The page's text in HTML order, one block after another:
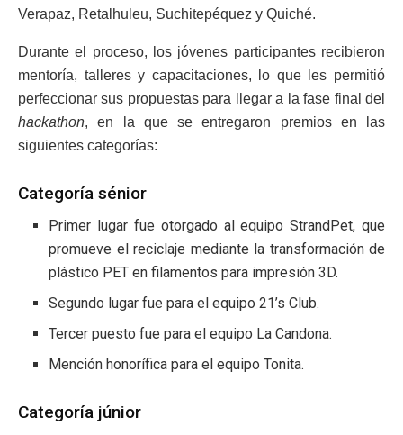
Verapaz, Retalhuleu, Suchitepéquez y Quiché.
Durante el proceso, los jóvenes participantes recibieron
mentoría, talleres y capacitaciones, lo que les permitió
perfeccionar sus propuestas para llegar a la fase final del
hackathon, en la que se entregaron premios en las
siguientes categorías:
Categoría sénior
Primer lugar fue otorgado al equipo StrandPet, que
promueve el reciclaje mediante la transformación de
plástico PET en filamentos para impresión 3D.
Segundo lugar fue para el equipo 21’s Club.
Tercer puesto fue para el equipo La Candona.
Mención honorífica para el equipo Tonita.
Categoría júnior